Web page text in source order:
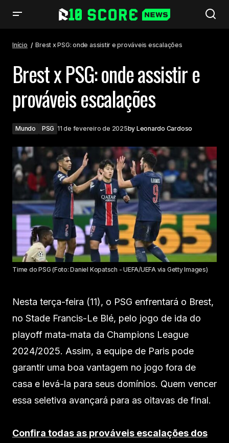
Início Brest x PSG: onde assistir e prováveis escalações
Brest x PSG: onde assistir e
prováveis escalações
Mundo PSG 11 de fevereiro de 2025by Leonardo Cardoso
Time do PSG (Foto: Daniel Kopatsch - UEFA/UEFA via Getty Images)
Nesta terça-feira (11), o PSG enfrentará o Brest,
no Stade Francis-Le Blé, pelo jogo de ida do
playoff mata-mata da Champions League
2024/2025. Assim, a equipe de Paris pode
garantir uma boa vantagem no jogo fora de
casa e levá-la para seus domínios. Quem vencer
essa seletiva avançará para as oitavas de final.
Confira todas as prováveis escalações dos